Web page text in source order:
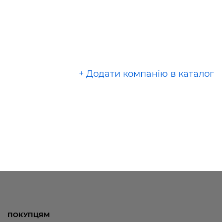
+ Додати компанію в каталог
ПОКУПЦЯМ